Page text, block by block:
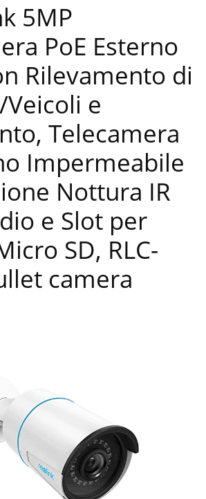
5MP
PoE Esterno
Rilevamento di
e
Telecamera
Impermeabile
Nottura IR
e Slot per
SD, RLC-
camera